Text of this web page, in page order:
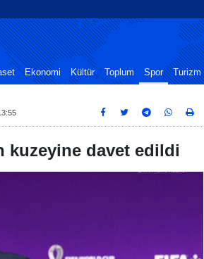
Ekonomi Kültür Toplum Spor Turizm
kuzeyine davet edildi